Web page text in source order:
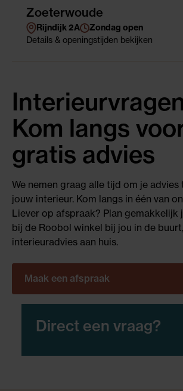
Zoeterwoude
Rijndijk 2A
Zondag open
Details & openingstijden bekijken
Kom langs
gratis advies
We nemen graag alle tijd om je advies
jouw interieur. Kom langs in één van
Liever op afspraak? Plan gemakkelijk
bij de Roobol winkel bij jou in de
interieuradvies aan huis.
Maak een afspraak
Direct een vraag?